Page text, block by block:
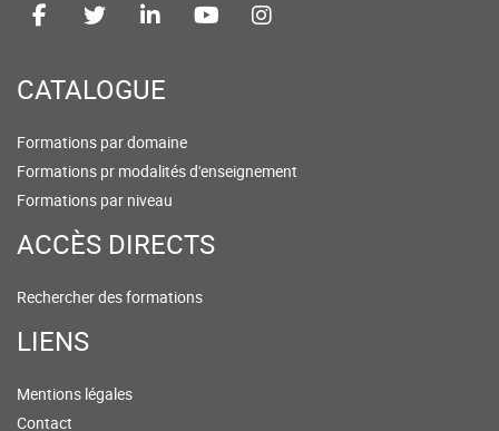
CATALOGUE
Formations par domaine
Formations pr modalités d'enseignement
Formations par niveau
ACCÈS DIRECTS
Rechercher des formations
LIENS
Mentions légales
Contact